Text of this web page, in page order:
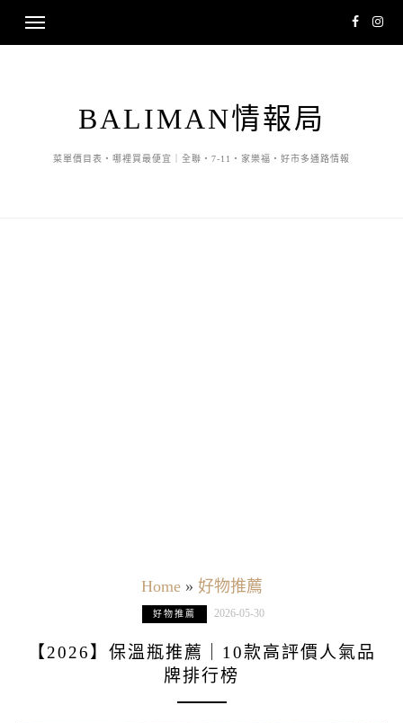
BALIMAN情報局
菜單價目表・哪裡買最便宜｜全聯・7-11・家樂福・好市多通路情報
Home» 好物推薦
好物推薦 2026-05-30
【2026】保溫瓶推薦｜10款高評價人氣品
牌排行榜